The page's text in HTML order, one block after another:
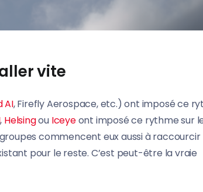
vite
AI, Firefly Aerospace, etc.) ont imposé ce
, Helsingou Iceyeont imposé ce rythme sur
commencent eux aussi à raccourcir
pour le reste. C’est peut-être la vraie